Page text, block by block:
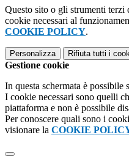
Questo sito o gli strumenti
cookie necessari al
COOKIE POLICY.
Personalizza Rifiuta tutti i
Gestione cookie
In questa schermata è
I cookie necessari sono quelli
piattaforma e non è possibile
Per conoscere quali sono i
visionare la COOKIE